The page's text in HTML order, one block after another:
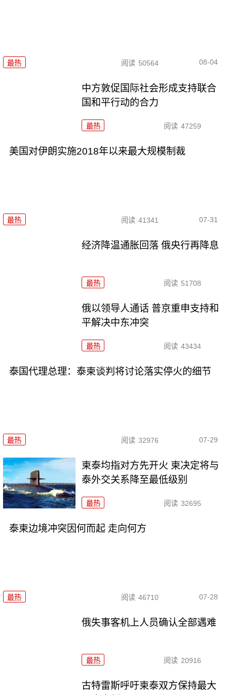
最热 阅读 50564 08-04
中方敦促国际社会形成支持联合
国和平行动的合力
最热 阅读 47259
美国对伊朗实施2018年以来最大规模制裁
最热 阅读 41341 07-31
经济降温通胀回落 俄央行再降息
最热 阅读 51708
俄以领导人通话 普京重申支持和
平解决中东冲突
最热 阅读 43434
泰国代理总理：泰柬谈判将讨论落实停火的细节
最热 阅读 32976 07-29
柬泰均指对方先开火 柬决定将与
泰外交关系降至最低级别
最热 阅读 32695
泰柬边境冲突因何而起 走向何方
最热 阅读 46710 07-28
俄失事客机上人员确认全部遇难
最热 阅读 20916
古特雷斯呼吁柬泰双方保持最大